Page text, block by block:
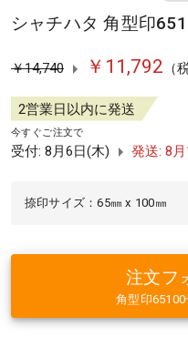
シャチハタ 角型印
￥14,740 ￥11,792 （
2営業日以内に発送
今すぐご注文で
受付: 8月6日(木) 発送: 8
捺印サイズ：65㎜ x 100㎜
注文フ
角型印65100